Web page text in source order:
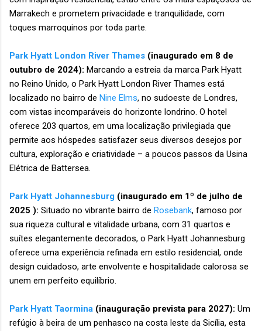
Marrakech e prometem privacidade e tranquilidade, com
toques marroquinos por toda parte.
Park Hyatt London River Thames (inaugurado em 8 de
outubro de 2024): Marcando a estreia da marca Park Hyatt
no Reino Unido, o Park Hyatt London River Thames está
localizado no bairro de Nine Elms, no sudoeste de Londres,
com vistas incomparáveis ​​do horizonte londrino. O hotel
oferece 203 quartos, em uma localização privilegiada que
permite aos hóspedes satisfazer seus diversos desejos por
cultura, exploração e criatividade – a poucos passos da Usina
Elétrica de Battersea.
Park Hyatt Johannesburg (inaugurado em 1º de julho de
2025 ): Situado no vibrante bairro de Rosebank, famoso por
sua riqueza cultural e vitalidade urbana, com 31 quartos e
suítes elegantemente decorados, o Park Hyatt Johannesburg
oferece uma experiência refinada em estilo residencial, onde
design cuidadoso, arte envolvente e hospitalidade calorosa se
unem em perfeito equilíbrio.
Park Hyatt Taormina (inauguração prevista para 2027): Um
refúgio à beira de um penhasco na costa leste da Sicília, esta